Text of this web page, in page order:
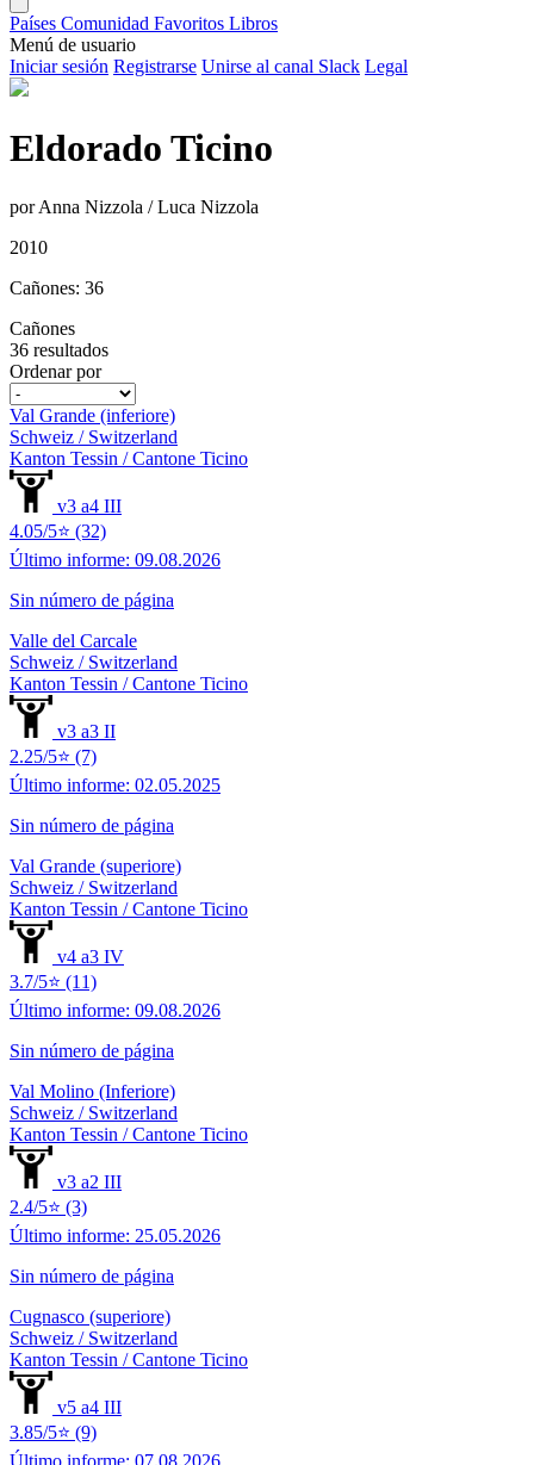
Países Comunidad Favoritos Libros
Menú de usuario
Iniciar sesión Registrarse Unirse al canal Slack Legal
Eldorado Ticino
por Anna Nizzola / Luca Nizzola
2010
Cañones: 36
Cañones
36 resultados
Ordenar por
Val Grande (inferiore)
Schweiz / Switzerland
Kanton Tessin / Cantone Ticino
v3 a4 III
4.05/5⭐ (32)
Último informe: 09.08.2026
Sin número de página
Valle del Carcale
Schweiz / Switzerland
Kanton Tessin / Cantone Ticino
v3 a3 II
2.25/5⭐ (7)
Último informe: 02.05.2025
Sin número de página
Val Grande (superiore)
Schweiz / Switzerland
Kanton Tessin / Cantone Ticino
v4 a3 IV
3.7/5⭐ (11)
Último informe: 09.08.2026
Sin número de página
Val Molino (Inferiore)
Schweiz / Switzerland
Kanton Tessin / Cantone Ticino
v3 a2 III
2.4/5⭐ (3)
Último informe: 25.05.2026
Sin número de página
Cugnasco (superiore)
Schweiz / Switzerland
Kanton Tessin / Cantone Ticino
v5 a4 III
3.85/5⭐ (9)
Último informe: 07.08.2026